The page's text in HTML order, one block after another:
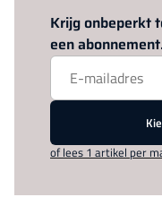
Krijg onbeperkt
een
of lees 1 artikel per